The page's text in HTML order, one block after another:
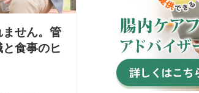
せん。管
食事のヒ